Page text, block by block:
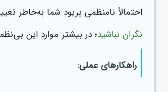
احتمالاً نامنظمی پریود شما به‌خاطر
نگران نباشید؛ در بیشتر موارد این
راهکارهای عملی: